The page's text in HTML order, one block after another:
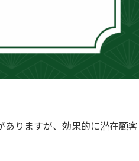
りますが、効果的に潜在顧客